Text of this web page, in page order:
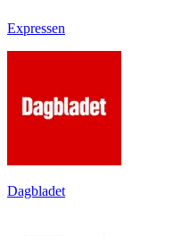
Expressen
Dagbladet